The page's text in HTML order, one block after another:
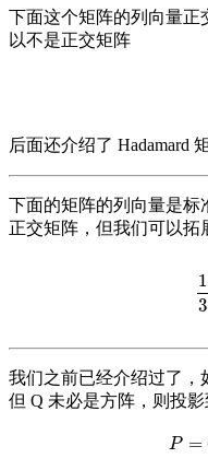
下面这个矩阵的列向量正
以不是正交矩阵
后面还介绍了 Hadamard
下面的矩阵的列向量是标
正交矩阵，但我们可以拓
1
3
13
我们之前已经介绍过了，
但 Q 未必是方阵，则投
P =
P=